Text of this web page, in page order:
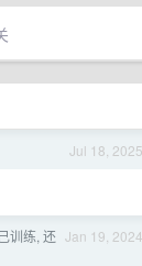
Jul 18, 2025
Jan 19, 2024
训练, 还